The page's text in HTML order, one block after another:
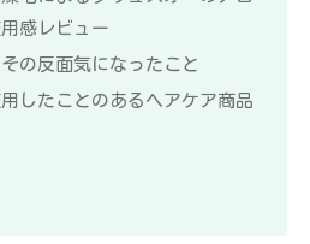
感レビュー
の反面気になったこと
したことのあるヘアケア商品